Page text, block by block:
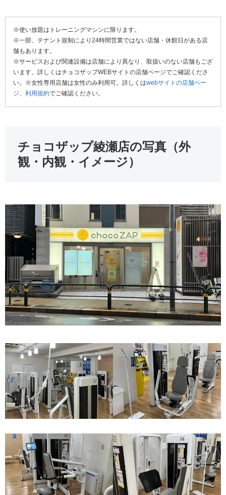
※使い放題はトレーニングマシンに限ります。
※一部、テナント規制により24時間営業ではない店舗・休館日がある店
舗もあります。
※サービスおよび関連設備は店舗により異なり、取扱いのない店舗もござ
います。詳しくはチョコザップWEBサイトの店舗ページでご確認くださ
い。※女性専用店舗は女性のみ利用可。詳しくはwebサイトの店舗ペー
ジ、 利用規約でご確認ください。
チョコザップ綾瀬店の写真（外
観・内観・イメージ）